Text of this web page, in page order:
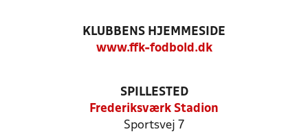
KLUBBENS HJEMMESIDE
www.ffk-fodbold.dk
SPILLESTED
Frederiksværk Stadion
Sportsvej 7